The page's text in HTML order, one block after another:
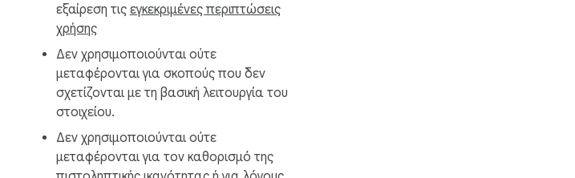
εξαίρεση τις εγκεκριμένες περιπτώσεις
χρήσης
Δεν χρησιμοποιούνται ούτε
μεταφέρονται για σκοπούς που δεν
σχετίζονται με τη βασική λειτουργία του
στοιχείου.
Δεν χρησιμοποιούνται ούτε
μεταφέρονται για τον καθορισμό της